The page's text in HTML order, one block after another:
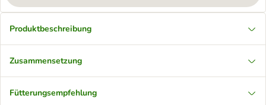
Produktbeschreibung
Zusammensetzung
Fütterungsempfehlung